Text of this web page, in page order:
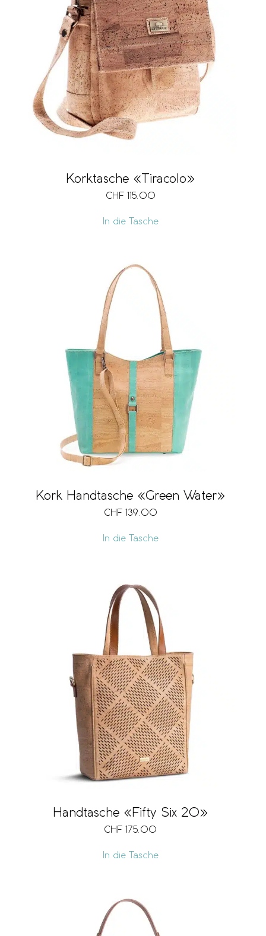
Korktasche «Tiracolo»
CHF 115.00
In die Tasche
Kork Handtasche «Green Water»
CHF 139.00
In die Tasche
Handtasche «Fifty Six 20»
CHF 175.00
In die Tasche